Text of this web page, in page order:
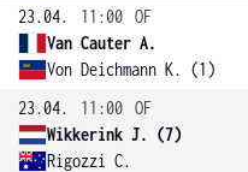
23.04.
11:00 OF
Van Cauter A.
Von Deichmann K. (1)
23.04.
11:00 OF
Wikkerink J. (7)
Rigozzi C.